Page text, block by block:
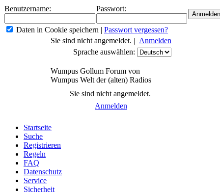
Benutzername: Passwort:
Daten in Cookie speichern | Passwort vergessen?
Sie sind nicht angemeldet. | Anmelden
Sprache auswählen:
Wumpus Gollum Forum von
Wumpus Welt der (alten) Radios
Sie sind nicht angemeldet.
Anmelden
Startseite
Suche
Registrieren
Regeln
FAQ
Datenschutz
Service
Sicherheit